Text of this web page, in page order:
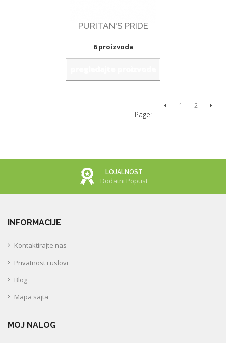
PURITAN'S PRIDE
6 proizvoda
Page:
1 2
LOJALNOST
Dodatni Popust
INFORMACIJE
Kontaktirajte nas
Privatnost i uslovi
Blog
Mapa sajta
MOJ NALOG